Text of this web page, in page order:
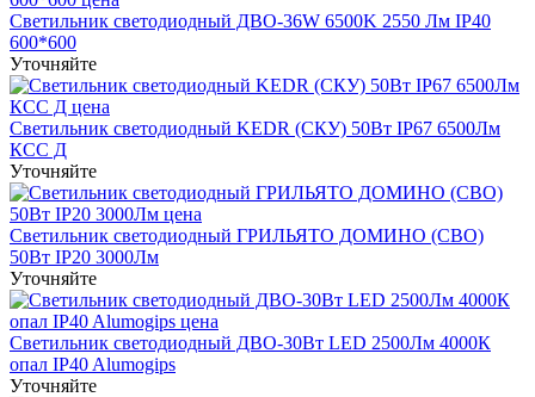
Светильник светодиодный ДВО-36W 6500K 2550 Лм IP40
600*600
Уточняйте
Светильник светодиодный KEDR (СКУ) 50Вт IP67 6500Лм
КСС Д
Уточняйте
Светильник светодиодный ГРИЛЬЯТО ДОМИНО (СВО)
50Вт IP20 3000Лм
Уточняйте
Светильник светодиодный ДВО-30Вт LED 2500Лм 4000К
опал IP40 Alumogips
Уточняйте